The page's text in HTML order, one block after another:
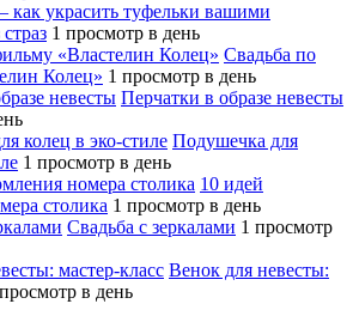
как украсить туфельки вашими
1 просмотр в день
Свадьба по
Колец» 1 просмотр в день
Перчатки в образе невесты
Подушечка для
1 просмотр в день
10 идей
столика 1 просмотр в день
Свадьба с зеркалами 1 просмотр
Венок для невесты:
в день